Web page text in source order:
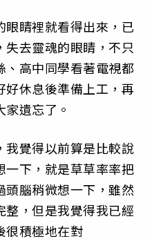
眼睛裡就看得出來，已
去靈魂的眼睛，不只
高中同學看著電視都
好休息後準備上工，再
遺忘了。
我覺得以前算是比較說
一下，就是草草率率把
頭腦稍微想一下，雖然
，但是我覺得我已經
很積極地在對